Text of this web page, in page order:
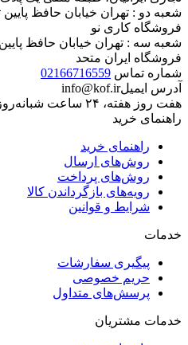
فروشگاه کاری نو
فروشگاه ایران متحد
شماره تماس 02166716559
آدرس ایمیلinfo@kof.ir
هفت روز هفته، ۲۴ ساعت شبانه‌روز پاسخگوی شما هستیم.
راهنمای خرید
راهنمای خرید
روش‌های ارسال
روش‌های پرداخت
رویه‌های بازگرداندن کالا
شرایط و قوانین
خدمات
پیگیری سفارشات
حریم خصوصی
پرسش‌های متداول
خدمات مشتریان